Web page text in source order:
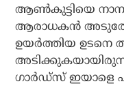
ആണ്‍കുട്ടിയെ
ആരാധകന്‍
ഉയര്‍ത്തിയ ഉടനെ
ഗാര്‍ഡ്സ് ഇയാളെ